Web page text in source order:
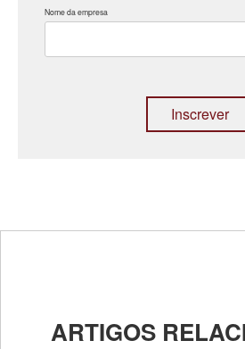
Nome da empresa
ARTIGOS